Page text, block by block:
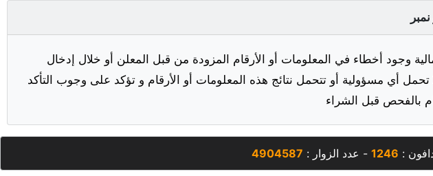
وجود أخطاء في المعلومات أو الأرقام المزودة من قبل المعلن أو خلال إدخال
أي مسؤولية أو تتحمل نتائج هذه المعلومات أو الأرقام و تؤكد على وجوب التأكد
:
1246 - عدد الزوار : 4904587